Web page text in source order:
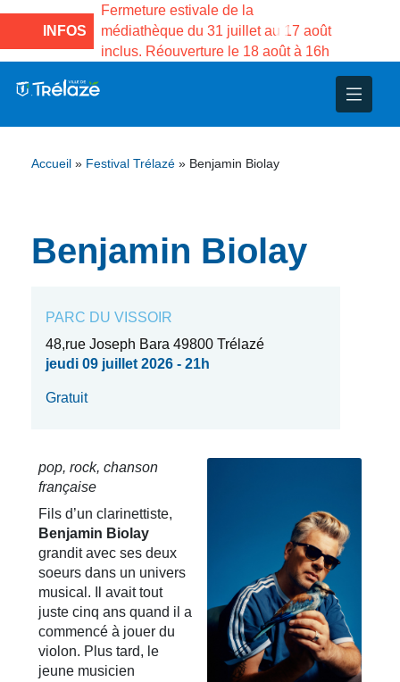
INFOS
la Maison des
de Gama du
Fermeture estivale de la
médiathèque du 31 juillet au 17 août
inclus. Réouverture le 18 août à 16h
Projets
Accueil » Festival Trélazé » Benjamin Biolay
Benjamin Biolay
PARC DU VISSOIR
48,rue Joseph Bara 49800 Trélazé
jeudi 09 juillet 2026 - 21h
Gratuit
pop, rock, chanson
française
Fils d’un clarinettiste,
Benjamin Biolay
grandit avec ses deux
soeurs dans un univers
musical. Il avait tout
juste cinq ans quand il a
commencé à jouer du
violon. Plus tard, le
jeune musicien